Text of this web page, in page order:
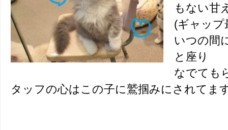
もない甘
(ギャッ
いつの間
と座り
なでても
タッフの心はこの子に鷲掴みにされてま